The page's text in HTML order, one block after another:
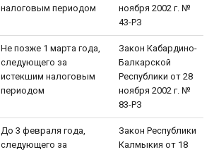
налоговым периодом
ноября 2002 г. №
43-РЗ
Не позже 1 марта года,
следующего за
истекшим налоговым
периодом
Закон Кабардино-
Балкарской
Республики от 28
ноября 2002 г. №
83-РЗ
До 3 февраля года,
следующего за
Закон Республики
Калмыкия от 18